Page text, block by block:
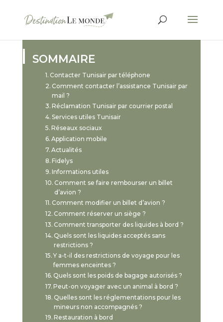
SOMMAIRE
Contacter Tunisair par téléphone
Comment contacter l’assistance Tunisair par
mail ?
Réclamation Tunisair par courrier postal
Services utiles Tunisair
Réseaux sociaux
Application mobile
Actualités
Fidelys
Informations utiles
Comment se faire rembourser un billet
d’avion ?
Comment modifier un billet d’avion ?
Comment réserver un siège ?
Comment transporter des liquides à bord ?
Quels sont les liquides acceptés sans
restrictions ?
Y a-t-il des restrictions de voyage pour les
femmes enceintes ?
Quels sont les poids de bagage autorisés ?
Peut-on voyager avec un animal à bord ?
Quelles sont les réglementations pour les
mineurs non accompagnés ?
Restauration à bord